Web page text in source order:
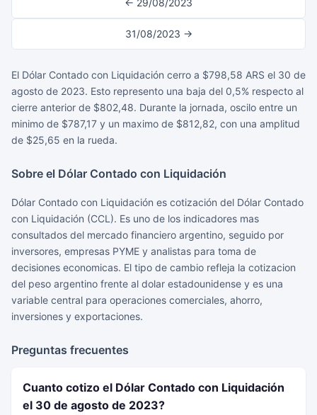
← 29/08/2023
31/08/2023 →
El Dólar Contado con Liquidación cerro a $798,58 ARS el 30 de
agosto de 2023. Esto represento una baja del 0,5% respecto al
cierre anterior de $802,48. Durante la jornada, oscilo entre un
minimo de $787,17 y un maximo de $812,82, con una amplitud
de $25,65 en la rueda.
Sobre el Dólar Contado con Liquidación
Dólar Contado con Liquidación es cotización del Dólar Contado
con Liquidación (CCL). Es uno de los indicadores mas
consultados del mercado financiero argentino, seguido por
inversores, empresas PYME y analistas para toma de
decisiones economicas. El tipo de cambio refleja la cotizacion
del peso argentino frente al dolar estadounidense y es una
variable central para operaciones comerciales, ahorro,
inversiones y exportaciones.
Preguntas frecuentes
Cuanto cotizo el Dólar Contado con Liquidación
el 30 de agosto de 2023?